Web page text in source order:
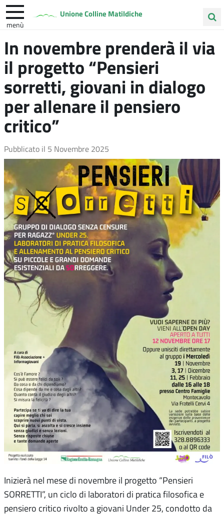
Unione Colline Matildiche
menù
sito
Quattro Castella Vezzano sul Crostolo
In novembre prenderà il via
il progetto “Pensieri
sorretti, giovani in dialogo
per allenare il pensiero
critico”
Pubblicato il 5 Novembre 2025
Inizierà nel mese di novembre il progetto “Pensieri
SORRETTI”, un ciclo di laboratori di pratica filosofica e
pensiero critico rivolto a giovani Under 25, condotto da